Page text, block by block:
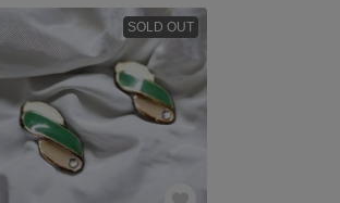
SOLD OUT